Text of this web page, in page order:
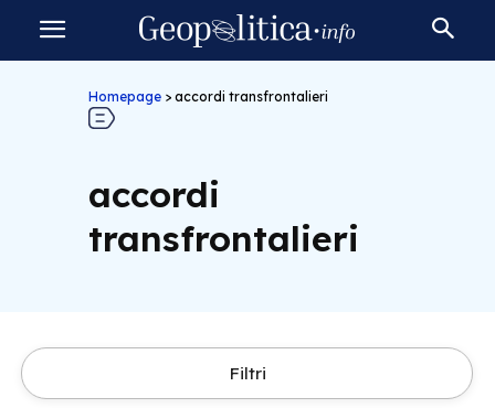
Homepage > accordi transfrontalieri
accordi
transfrontalieri
Filtri